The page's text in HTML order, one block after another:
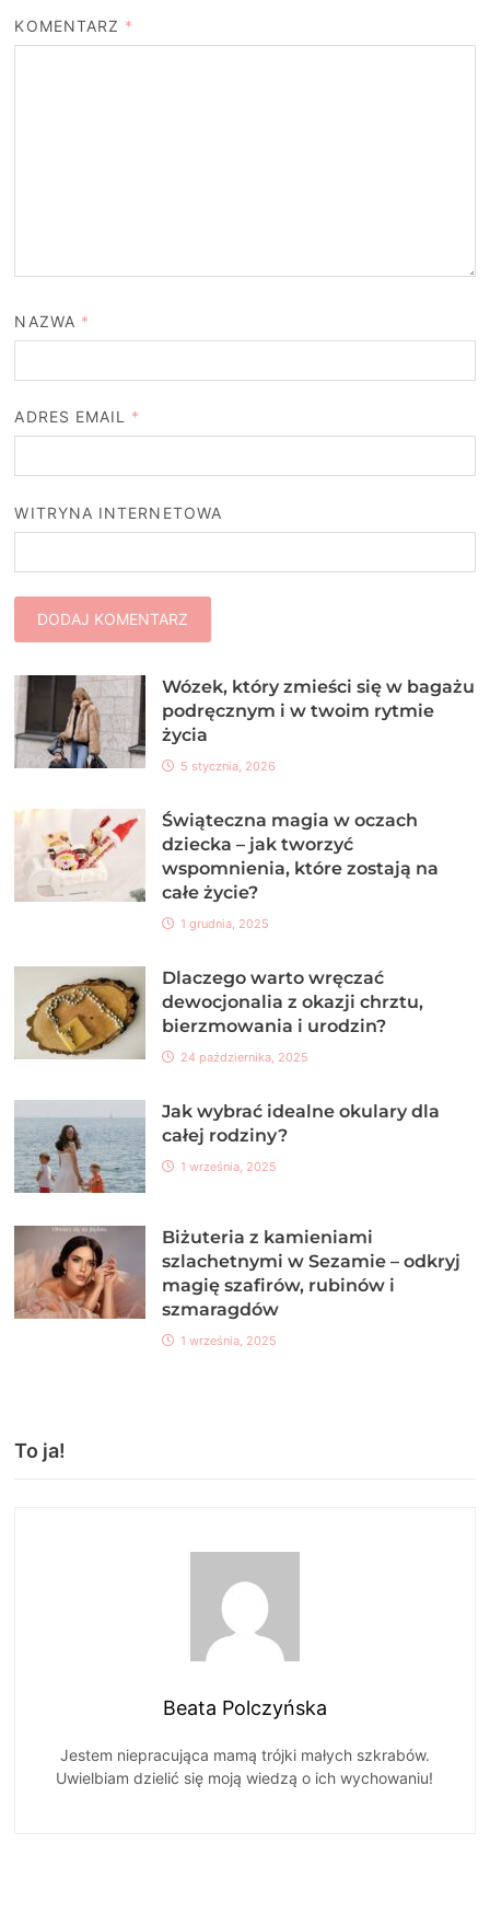
KOMENTARZ *
NAZWA *
ADRES EMAIL *
WITRYNA INTERNETOWA
Wózek, który zmieści się w bagażu
podręcznym i w twoim rytmie
życia
5 stycznia, 2026
Świąteczna magia w oczach
dziecka – jak tworzyć
wspomnienia, które zostają na
całe życie?
1 grudnia, 2025
Dlaczego warto wręczać
dewocjonalia z okazji chrztu,
bierzmowania i urodzin?
24 października, 2025
Jak wybrać idealne okulary dla
całej rodziny?
1 września, 2025
Biżuteria z kamieniami
szlachetnymi w Sezamie – odkryj
magię szafirów, rubinów i
szmaragdów
1 września, 2025
To ja!
Beata Polczyńska
Jestem niepracująca mamą trójki małych szkrabów.
Uwielbiam dzielić się moją wiedzą o ich wychowaniu!